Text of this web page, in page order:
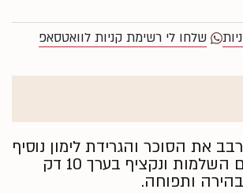
שלחו לי רשימת קניות לוואטסאפ
את הסוכר והגרידת לימון נוסיף
את הביתים השלמות ונקציף בערך 10 דק
ותפוחה.